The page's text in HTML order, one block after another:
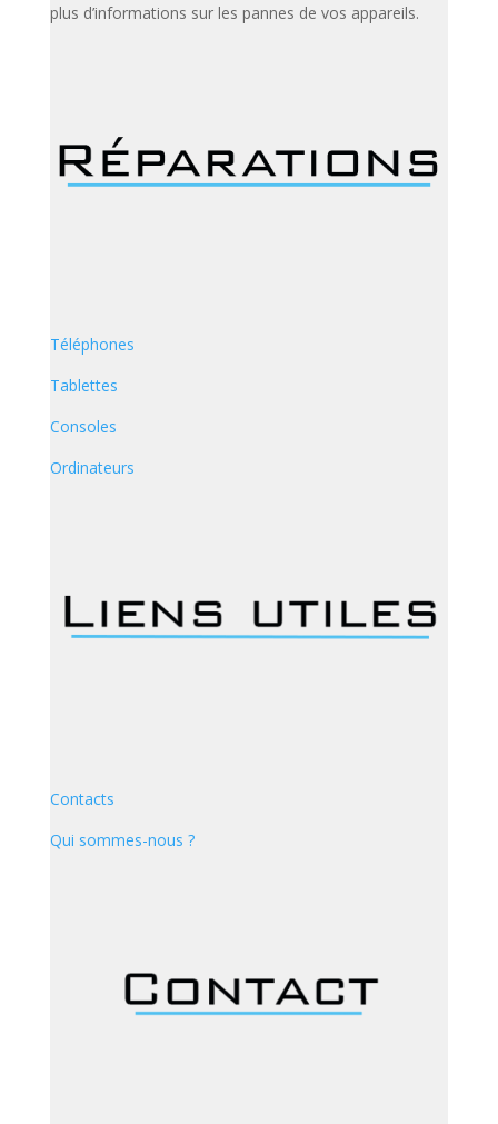
plus d’informations sur les pannes de vos appareils.
Téléphones
Tablettes
Consoles
Ordinateurs
Contacts
Qui sommes-nous ?